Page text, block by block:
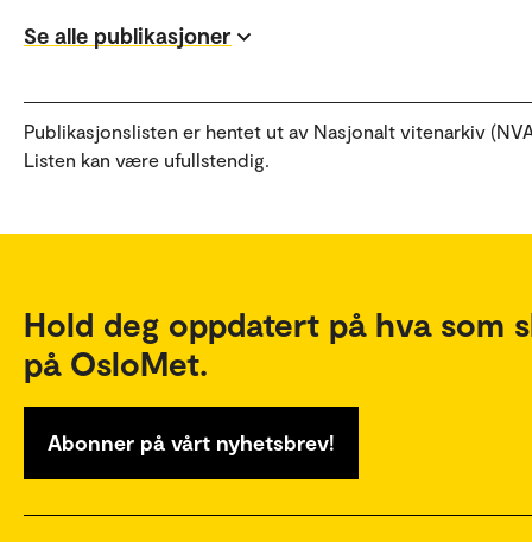
Se alle publikasjoner
Publikasjonslisten er hentet ut av Nasjonalt vitenarkiv
Listen kan være ufullstendig.
Hold deg oppdatert på hva som
på OsloMet.
Abonner på vårt nyhetsbrev!